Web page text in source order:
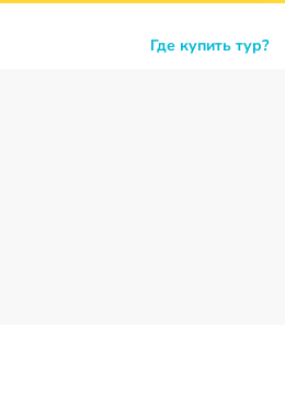
Где купить тур?